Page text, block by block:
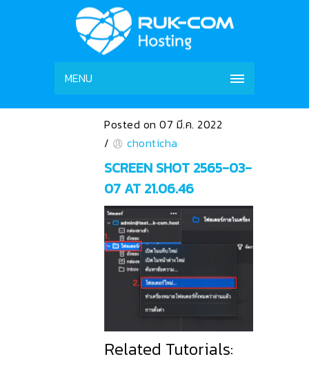
MENU
Posted on 07 มี.ค. 2022
/
chonticha
SCREEN SHOT 2565-03-
07 AT 21.06.46
Related Tutorials: